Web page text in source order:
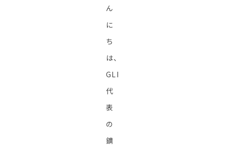
ん
に
ち
は、
GLI
代
表
の
鏑